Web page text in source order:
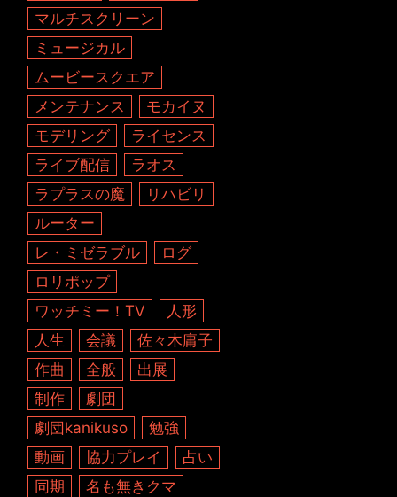
マルチスクリーン
ミュージカル
ムービースクエア
メンテナンス
モカイヌ
モデリング
ライセンス
ライブ配信
ラオス
ラプラスの魔
リハビリ
ルーター
レ・ミゼラブル
ログ
ロリポップ
ワッチミー！TV
人形
人生
会議
佐々木庸子
作曲
全般
出展
制作
劇団
劇団kanikuso
勉強
動画
協力プレイ
占い
同期
名も無きクマ